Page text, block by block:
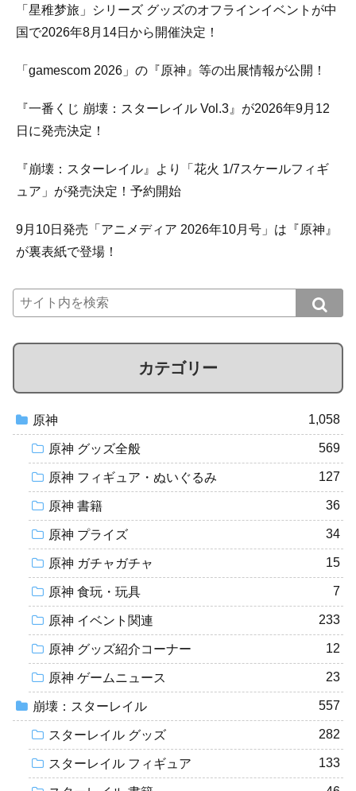
「星稚梦旅」シリーズ グッズのオフラインイベントが中
国で2026年8月14日から開催決定！
「gamescom 2026」の『原神』等の出展情報が公開！
『一番くじ 崩壊：スターレイル Vol.3』が2026年9月12
日に発売決定！
『崩壊：スターレイル』より「花火 1/7スケールフィギ
ュア」が発売決定！予約開始
9月10日発売「アニメディア 2026年10月号」は『原神』
が裏表紙で登場！
カテゴリー
原神 1,058
原神 グッズ全般 569
原神 フィギュア・ぬいぐるみ 127
原神 書籍 36
原神 プライズ 34
原神 ガチャガチャ 15
原神 食玩・玩具 7
原神 イベント関連 233
原神 グッズ紹介コーナー 12
原神 ゲームニュース 23
崩壊：スターレイル 557
スターレイル グッズ 282
スターレイル フィギュア 133